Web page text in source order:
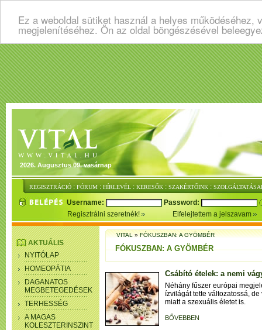
Ez a weboldal sütiket használ a helyes
megjelenítéséhez. Ön az oldal böngészésével
2026. Augusztus 09. vasárnap
REGISZTRÁCIÓ : FÓRUM : HÍRLEVÉL : KERESŐK : SZAKÉRTŐINK :
Username:
Password:
Regisztrálni szeretnék!
Elfelejtettem a jelszavam
AKTUÁLIS
NYITÓLAP
HOMEOPÁTIA
DAGANATOS
MEGBETEGEDÉSEK
TERHESSÉG
A MAGAS
KOLESZTERINSZINT
VITAL»FÓKUSZBAN: A GYÖMBÉR
FÓKUSZBAN: A GYÖMBÉR
Csábító ételek: a nemi
Néhány fűszer európai
ízvilágát tette változatossá,
miatt a szexuális életet is.
BŐVEBBEN